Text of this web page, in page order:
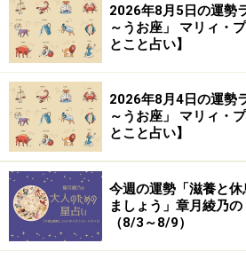
＞【今週の運勢】を占う
＞【10月のラッキーフード】を見る
9位：やぎ座／山羊座（
生まれ）
2024年10月9日の運勢「やぎ座」
友人から相談事がありそう。忠告
2026年8月5日の運勢
～うお座」 マリィ・
とこと占い】
2026年8月4日の運勢
～うお座」 マリィ・
とこと占い】
今週の運勢「滋養と
ましょう」章月綾乃の
（8/3～8/9）